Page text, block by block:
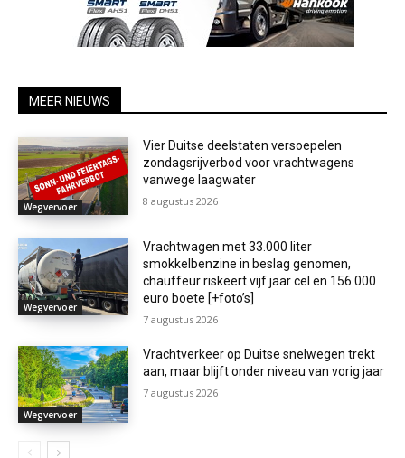
MEER NIEUWS
Wegvervoer
Vier Duitse deelstaten versoepelen
zondagsrijverbod voor vrachtwagens
vanwege laagwater
8 augustus 2026
Wegvervoer
Vrachtwagen met 33.000 liter
smokkelbenzine in beslag genomen,
chauffeur riskeert vijf jaar cel en 156.000
euro boete [+foto’s]
7 augustus 2026
Wegvervoer
Vrachtverkeer op Duitse snelwegen trekt
aan, maar blijft onder niveau van vorig jaar
7 augustus 2026